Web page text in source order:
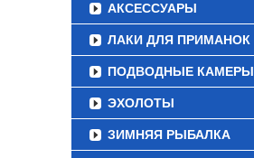
АКСЕССУАРЫ
ЛАКИ ДЛЯ ПРИМАНОК
ПОДВОДНЫЕ КАМЕРЫ
ЭХОЛОТЫ
ЗИМНЯЯ РЫБАЛКА